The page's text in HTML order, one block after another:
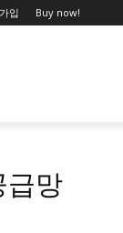
입 Buy now!
급망